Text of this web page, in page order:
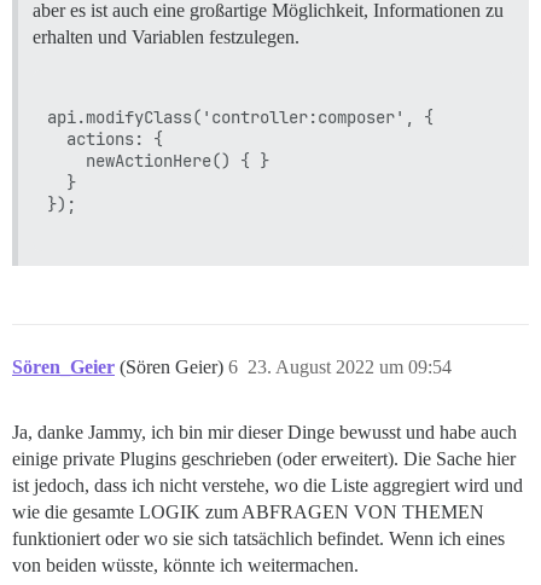
aber es ist auch eine großartige Möglichkeit, Informationen zu
erhalten und Variablen festzulegen.
api.modifyClass('controller:composer', {
  actions: {
    newActionHere() { }
  }
});
Sören_Geier (Sören Geier) 23. August 2022 um 09:54
6
Ja, danke Jammy, ich bin mir dieser Dinge bewusst und habe auch
einige private Plugins geschrieben (oder erweitert). Die Sache hier
ist jedoch, dass ich nicht verstehe, wo die Liste aggregiert wird und
wie die gesamte LOGIK zum ABFRAGEN VON THEMEN
funktioniert oder wo sie sich tatsächlich befindet. Wenn ich eines
von beiden wüsste, könnte ich weitermachen.